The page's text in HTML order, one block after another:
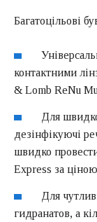
Багатоцільові
контактними
& Lomb ReNu
Для
дезінфікуючі
швидко
Express за
Для
гидранатов, а